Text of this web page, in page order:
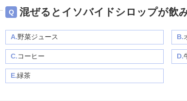
Q 混ぜるとイソバイドシロップが飲
A.野菜ジュース B.
C.コーヒー D.
E.緑茶